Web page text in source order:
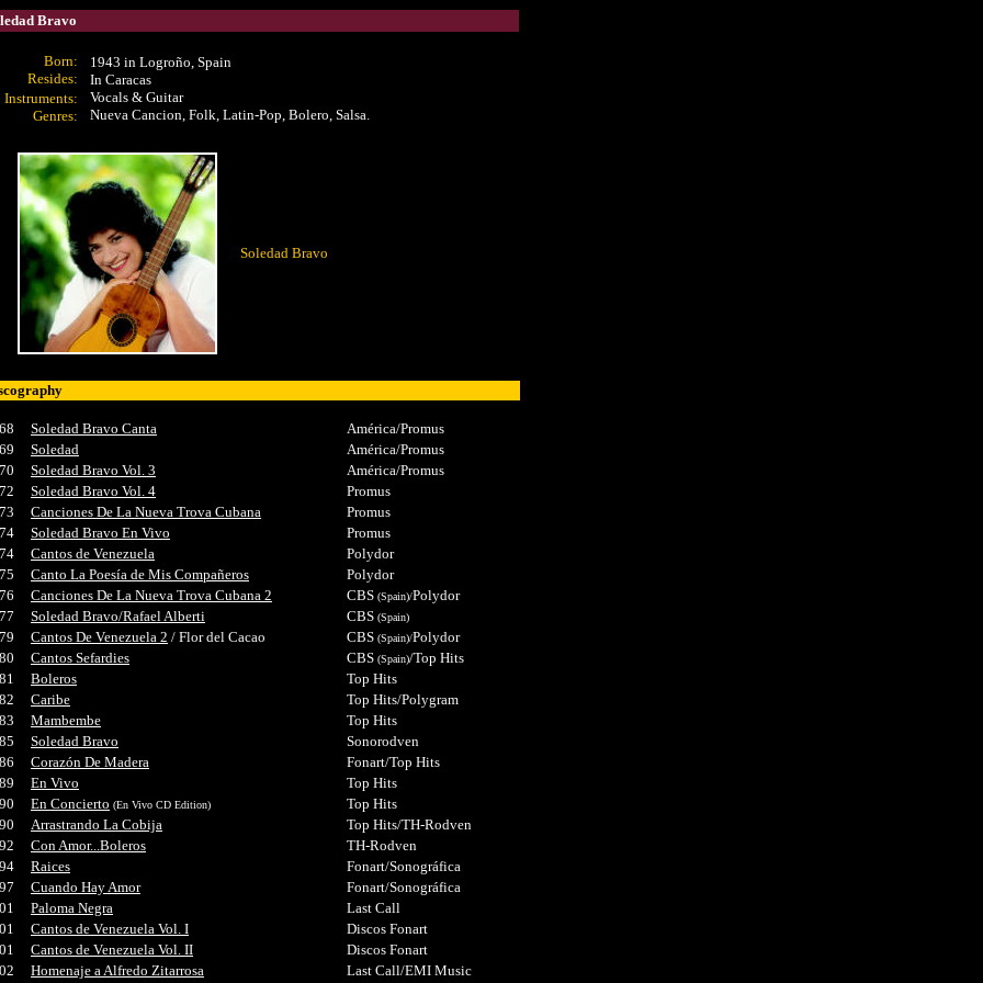
Bravo
Born:
Resides:
Instruments:
Genres:
1943 in Logroño, Spain
In Caracas
Vocals & Guitar
Nueva Cancion, Folk, Latin-Pop, Bolero, Salsa.
Soledad Bravo
Soledad Bravo Canta
América/Promus
Soledad
América/Promus
Soledad Bravo Vol. 3
América/Promus
Soledad Bravo Vol. 4
Promus
Canciones De La Nueva Trova Cubana
Promus
Soledad Bravo En Vivo
Promus
Cantos de Venezuela
Polydor
Canto La Poesía de Mis Compañeros
Polydor
Canciones De La Nueva Trova Cubana 2 CBS (Spain)/Polydor
Soledad Bravo/Rafael Alberti CBS (Spain)
Cantos De Venezuela 2 / Flor del Cacao CBS (Spain)/Polydor
Cantos Sefardies CBS (Spain)/Top Hits
Boleros
Top Hits
Caribe
Top Hits/Polygram
Mambembe
Top Hits
Soledad Bravo
Sonorodven
Corazón De Madera
Fonart/Top Hits
En Vivo
Top Hits
En Concierto (En Vivo CD Edition)
Top Hits
Arrastrando La Cobija
Top Hits/TH-Rodven
Con Amor...Boleros
TH-Rodven
Raices
Fonart/Sonográfica
Cuando Hay Amor
Fonart/Sonográfica
Paloma Negra
Last Call
Cantos de Venezuela Vol. I
Discos Fonart
Cantos de Venezuela Vol. II
Discos Fonart
Homenaje a Alfredo Zitarrosa Last Call/EMI Music